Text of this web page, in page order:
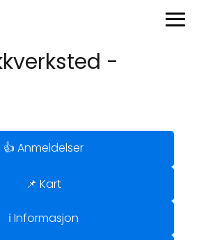
-
👍 Anmeldelser
📌 Kart
ℹ️ Informasjon